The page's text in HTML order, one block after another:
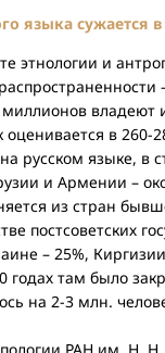
языка сужается
этнологии и
в 260-
русском языке, в
и Армении –
из стран
постсоветских
– 25%,
годах там было
на 2-3 млн.